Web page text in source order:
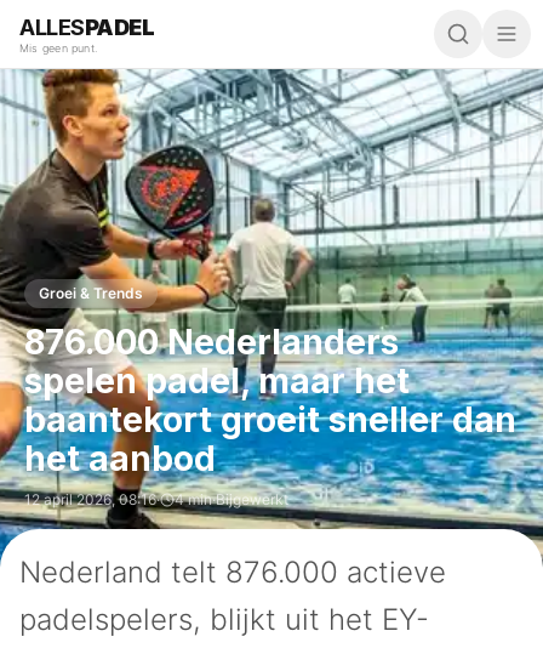
ALLESPADEL
Mis geen punt.
Groei & Trends
876.000 Nederlanders
spelen padel, maar het
baantekort groeit sneller dan
het aanbod
12 april 2026,08:16· 4 min·Bijgewerkt
Nederland telt 876.000 actieve
padelspelers, blijkt uit het EY-